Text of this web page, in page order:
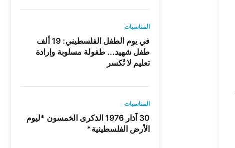
المناسبات
في يوم الطفل الفلسطيني: 19 ألف
طفل شهيد... طفولة مسلوبة وإرادة
تعليم لا تُكسر
المناسبات
30 آذار 1976 الذكرى الخمسون *ليوم
الأرض الفلسطينية*